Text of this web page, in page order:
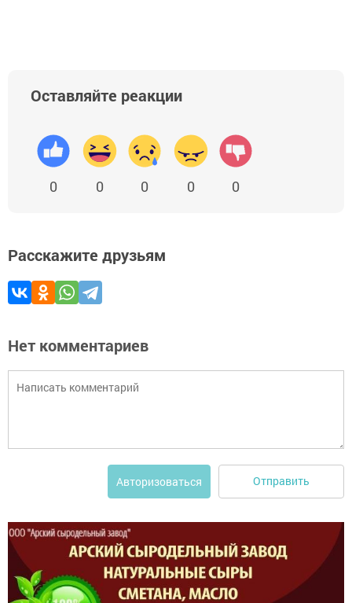
Оставляйте реакции
0 0 0 0 0
Расскажите друзьям
Нет комментариев
Авторизоваться Отправить